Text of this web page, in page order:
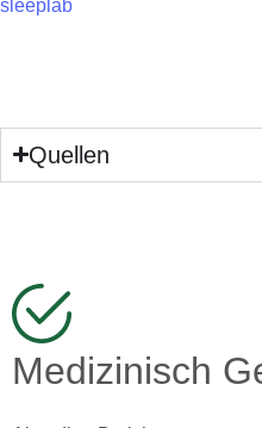
sleeplab
Quellen
Medizinisch